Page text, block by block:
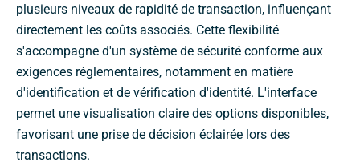
plusieurs niveaux de rapidité de transaction, influençant
directement les coûts associés. Cette flexibilité
s'accompagne d'un système de sécurité conforme aux
exigences réglementaires, notamment en matière
d'identification et de vérification d'identité. L'interface
permet une visualisation claire des options disponibles,
favorisant une prise de décision éclairée lors des
transactions.